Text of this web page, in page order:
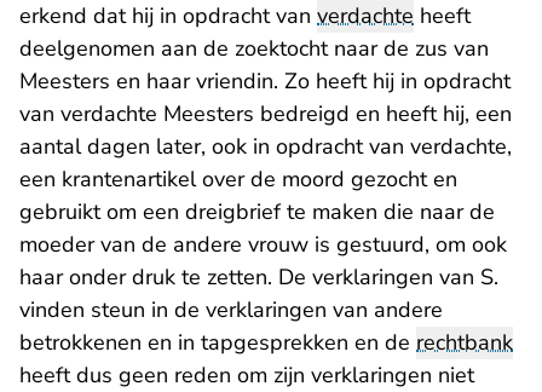
erkend dat hij in opdracht van verdachte heeft
deelgenomen aan de zoektocht naar de zus van
Meesters en haar vriendin. Zo heeft hij in opdracht
van verdachte Meesters bedreigd en heeft hij, een
aantal dagen later, ook in opdracht van verdachte,
een krantenartikel over de moord gezocht en
gebruikt om een dreigbrief te maken die naar de
moeder van de andere vrouw is gestuurd, om ook
haar onder druk te zetten. De verklaringen van S.
vinden steun in de verklaringen van andere
betrokkenen en in tapgesprekken en de rechtbank
heeft dus geen reden om zijn verklaringen niet